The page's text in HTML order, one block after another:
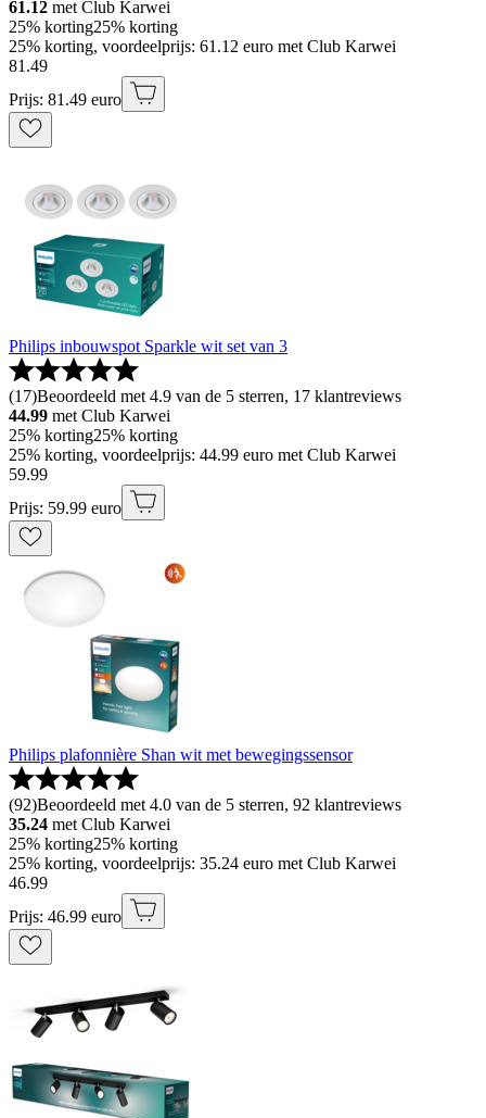
61.12 met Club Karwei
25% korting25% korting
25% korting, voordeelprijs: 61.12 euro met Club Karwei
81 .49
Prijs: 81.49 euro
Philips inbouwspot Sparkle wit set van 3
(17)Beoordeeld met 4.9 van de 5 sterren, 17 klantreviews
44.99 met Club Karwei
25% korting25% korting
25% korting, voordeelprijs: 44.99 euro met Club Karwei
59.99
Prijs: 59.99 euro
Philips plafonnière Shan wit met bewegingssensor
(92)Beoordeeld met 4.0 van de 5 sterren, 92 klantreviews
35.24 met Club Karwei
25% korting25% korting
25% korting, voordeelprijs: 35.24 euro met Club Karwei
46.99
Prijs: 46.99 euro